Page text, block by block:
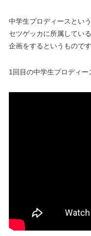
中学生プロディースとい
セツゲッカに所属してい
企画をするというものです
1回目の中学生プロディー